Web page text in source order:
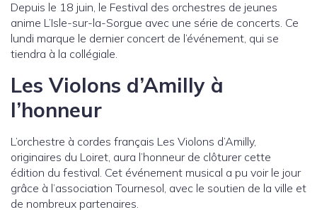
Depuis le 18 juin, le Festival des orchestres de jeunes
anime L’Isle-sur-la-Sorgue avec une série de concerts. Ce
lundi marque le dernier concert de l’événement, qui se
tiendra à la collégiale.
Les Violons d’Amilly à
l’honneur
L’orchestre à cordes français Les Violons d’Amilly,
originaires du Loiret, aura l’honneur de clôturer cette
édition du festival. Cet événement musical a pu voir le jour
grâce à l’association Tournesol, avec le soutien de la ville et
de nombreux partenaires.